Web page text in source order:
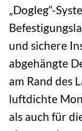
„Dogleg“-
und sichere
abgehängte
am Rand des
luftdichte
als auch für